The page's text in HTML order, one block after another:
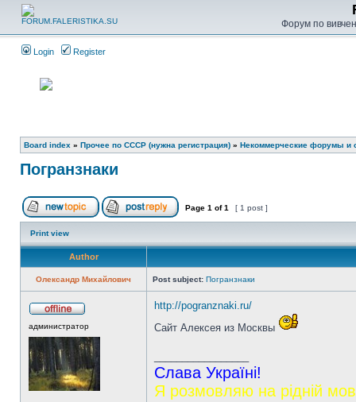
Форум по
Login Register
Board index » Прочее по СССР (нужна регистрация) » Некоммерческие форумы и
Погранзнаки
Page 1 of1 [ 1 post ]
Print view
Author
Олександр Михайлович Post subject: Погранзнаки
администратор
http://pogranznaki.ru/
Сайт Алексея из Москвы
Слава Україні!
Я розмовляю на рідній